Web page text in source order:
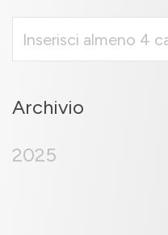
Archivio
2025